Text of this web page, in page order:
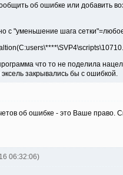
об ошибке или добавить
с "уменьшение шага
что то не поделила
закрывались бы с ошибкой.
об ошибке - это Ваше
06:32:06)